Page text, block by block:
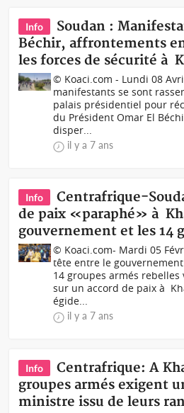
Info
Soudan :
Béchir, affrontements
les forces de sécurité à
© Koaci.com - Lundi 08
manifestants se sont
palais présidentiel pour
du Président Omar El
disper...
il y a 7 ans
Info
Centrafrique-
de paix «paraphé» à
gouvernement et les 14
© Koaci.com- Mardi 05
tête entre le
14 groupes armés
sur un accord de paix à
égide...
il y a 7 ans
Info
Centrafrique: A
groupes armés exigent
ministre issu de leurs